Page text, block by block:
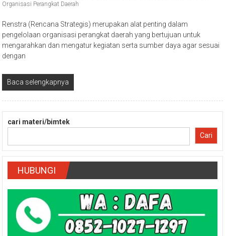
Organisasi Perangkat Daerah
Renstra (Rencana Strategis) merupakan alat penting dalam
pengelolaan organisasi perangkat daerah yang bertujuan untuk
mengarahkan dan mengatur kegiatan serta sumber daya agar sesuai
dengan
Baca selengkapnya
cari materi/bimtek
Cari
HUBUNGI